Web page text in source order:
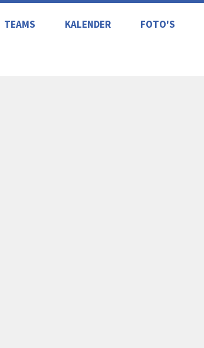
TEAMS KALENDER FOTO'S